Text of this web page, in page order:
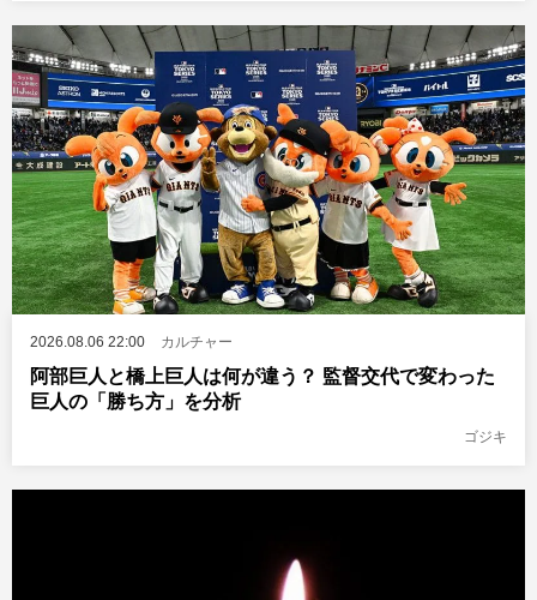
2026.08.06 22:00 カルチャー
阿部巨人と橋上巨人は何が違う？ 監督交代で変わった
巨人の「勝ち方」を分析
ゴジキ